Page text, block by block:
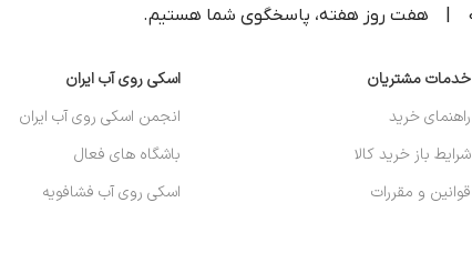
هفت روز هفته، پاسخگوی شما هستیم.
خدمات مشتریان
راهنمای خرید
شرایط باز خرید کالا
قوانین و مقررات
اسکی روی آب ایران
انجمن اسکی روی آب ایران
باشگاه های فعال
اسکی روی آب فشافویه